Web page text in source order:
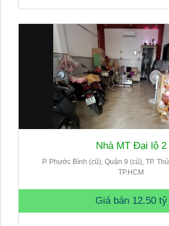
Nhà MT Đại lộ 2
P. Phước Bình (cũ), Quận 9 (cũ), TP.
TP.HCM
Giá bán 12.50 tỷ